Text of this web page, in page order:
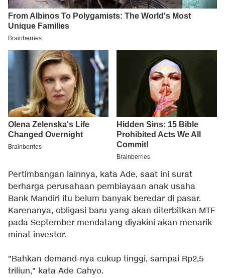
Pertimbangan lainnya, kata Ade, saat ini surat
berharga perusahaan pembiayaan anak usaha
Bank Mandiri itu belum banyak beredar di pasar.
Karenanya, obligasi baru yang akan diterbitkan MTF
pada September mendatang diyakini akan menarik
minat investor.
"Bahkan demand-nya cukup tinggi, sampai Rp2,5
triliun," kata Ade Cahyo.